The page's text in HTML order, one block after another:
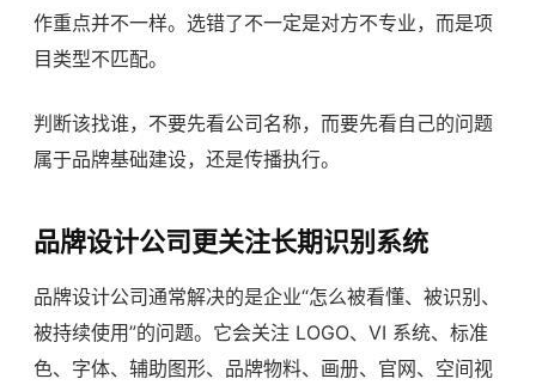
作重点并不一样。选错了不一定是对方不专业，而是项
目类型不匹配。
判断该找谁，不要先看公司名称，而要先看自己的问题
属于品牌基础建设，还是传播执行。
品牌设计公司更关注长期识别系统
品牌设计公司通常解决的是企业“怎么被看懂、被识别、
被持续使用”的问题。它会关注 LOGO、VI 系统、标准
色、字体、辅助图形、品牌物料、画册、官网、空间视